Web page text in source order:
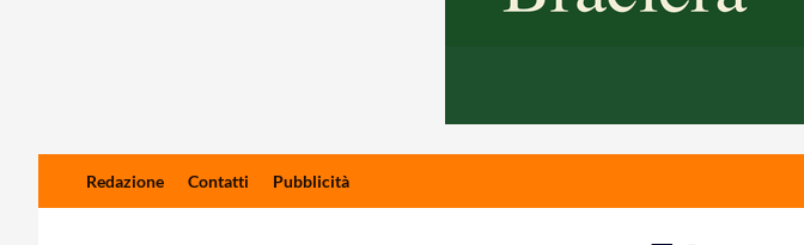
Redazione Contatti Pubblicità